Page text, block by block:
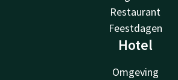
Restaurant
Feestdagen
Hotel
Omgeving